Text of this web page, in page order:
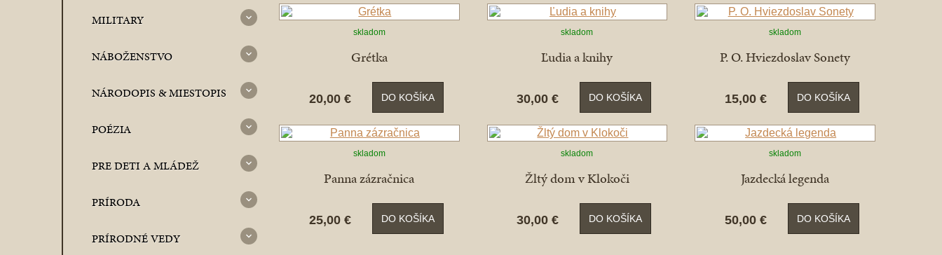
MILITARY
NÁBOŽENSTVO
NÁRODOPIS & MIESTOPIS
POÉZIA
PRE DETI A MLÁDEŽ
PRÍRODA
PRÍRODNÉ VEDY
skladom
Grétka
20,00 € DO KOŠÍKA
skladom
Ľudia a knihy
30,00 € DO KOŠÍKA
skladom
P. O. Hviezdoslav Sonety
15,00 € DO KOŠÍKA
skladom
Panna zázračnica
25,00 € DO KOŠÍKA
skladom
Žltý dom v Klokoči
30,00 € DO KOŠÍKA
skladom
Jazdecká legenda
50,00 € DO KOŠÍKA